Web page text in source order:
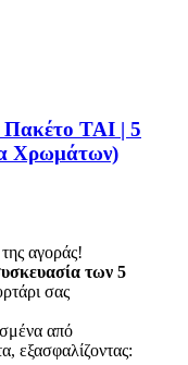
TAI | 5
Χρωμάτων)
αγοράς!
των 5
σας
από
εξασφαλίζοντας: